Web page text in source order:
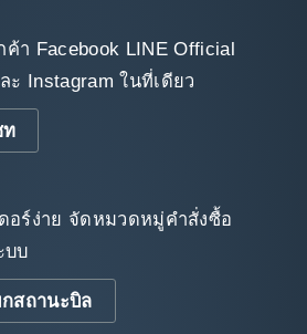
า Facebook LINE Official
ะ Instagram ในที่เดียว
ท
อร์ง่าย จัดหมวดหมู่คำสั่งซื้อ
บบ
สถานะบิล